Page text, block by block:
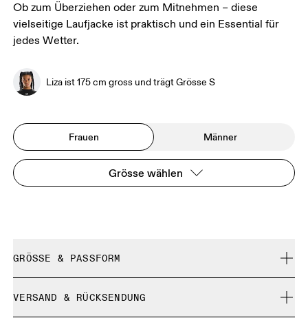
Ob zum Überziehen oder zum Mitnehmen – diese
vielseitige Laufjacke ist praktisch und ein Essential für
jedes Wetter.
Liza ist 175 cm gross und trägt Grösse S
Frauen Männer
Grösse wählen
GRÖSSE & PASSFORM
VERSAND & RÜCKSENDUNG